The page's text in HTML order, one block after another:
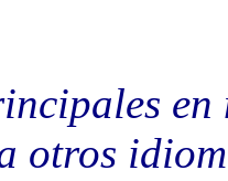
en
otros